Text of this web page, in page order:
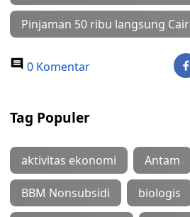
Pinjaman 50 ribu langsung Cair
0 Komentar
Tag Populer
aktivitas ekonomi Antam
BBM Nonsubsidi biologis